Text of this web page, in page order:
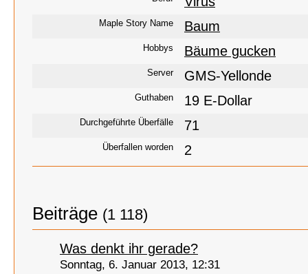
Maple Story Name Baum
Hobbys Bäume gucken
Server GMS-Yellonde
Guthaben 19 E-Dollar
Durchgeführte Überfälle 71
Überfallen worden 2
Beiträge (1 118)
Was denkt ihr gerade?
Sonntag, 6. Januar 2013, 12:31